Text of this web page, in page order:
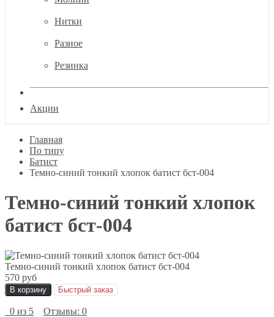
Нитки
Разное
Резинка
Акции
Главная
По типу
Батист
Темно-синий тонкий хлопок батист бст-004
Темно-синий тонкий хлопок
батист бст-004
Темно-синий тонкий хлопок батист бст-004
570 руб
В корзину Быстрый заказ
0 из 5
Отзывы: 0